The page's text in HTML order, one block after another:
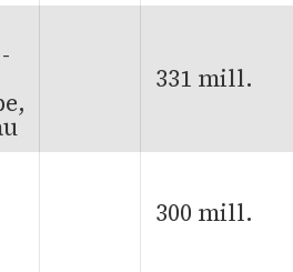
331 mill.
300 mill.